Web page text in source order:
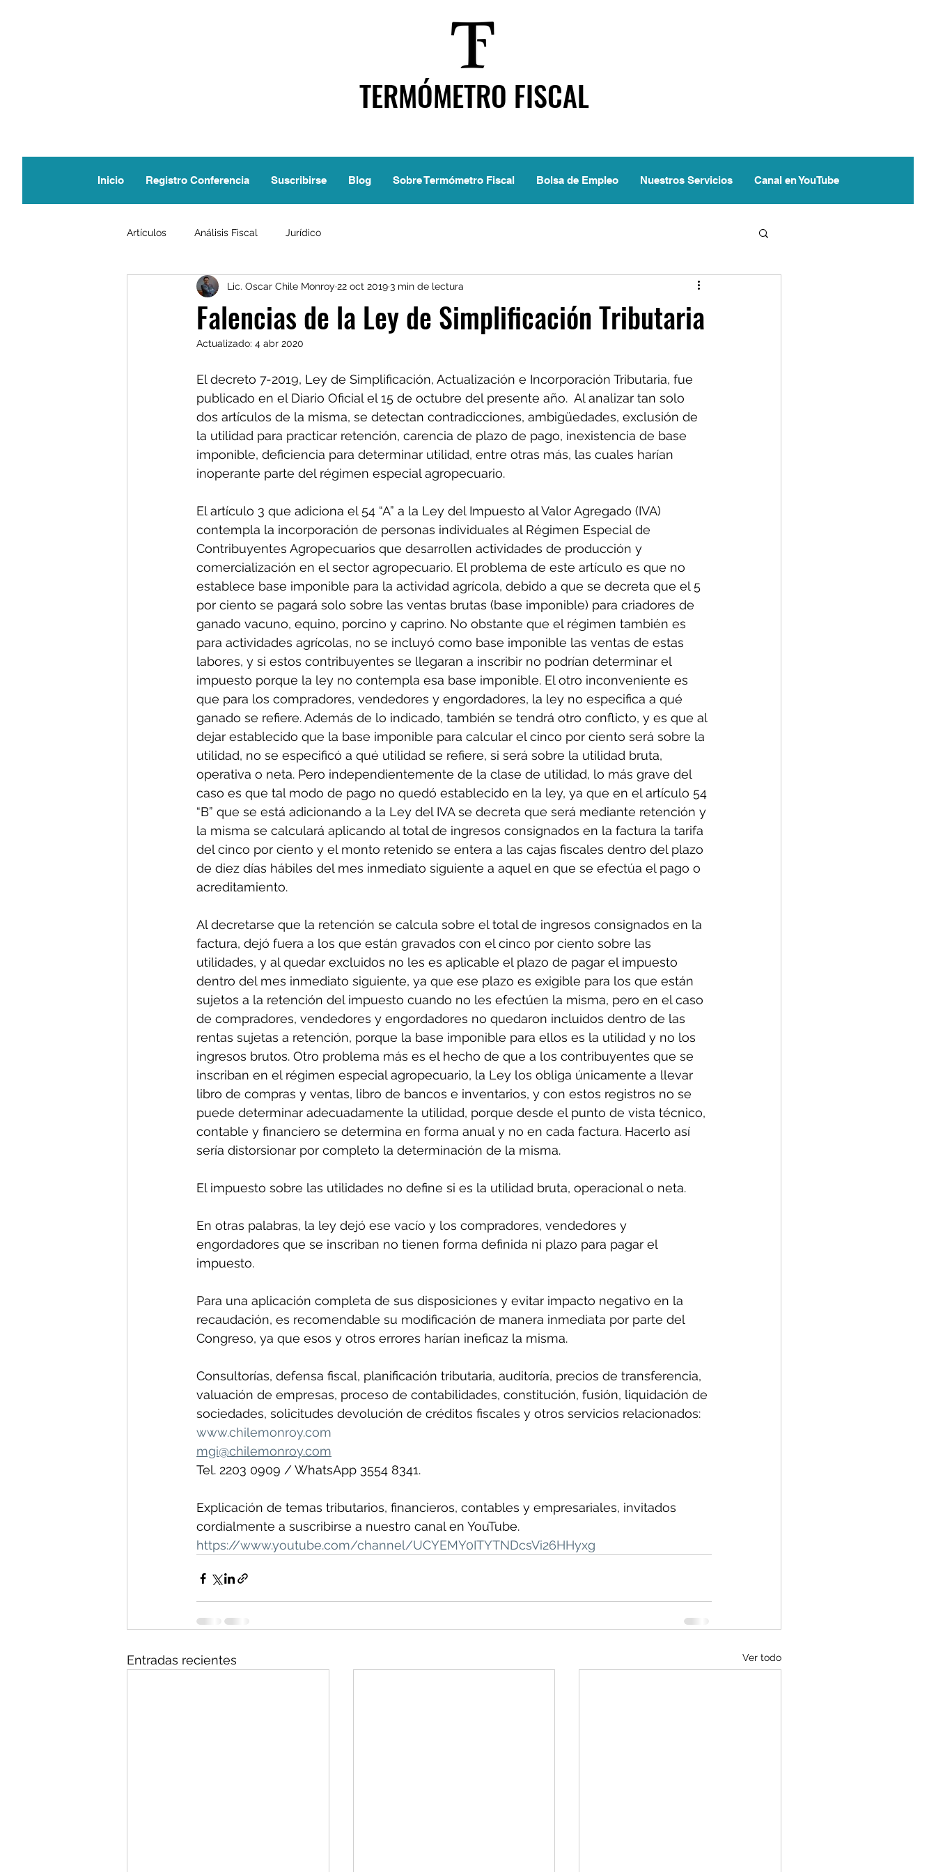
TERMÓMETRO FISCAL
Inicio Registro Conferencia Suscribirse Blog Sobre Termómetro Fiscal Bolsa de Empleo Nuestros Servicios Canal en YouTube
Artículos Análisis Fiscal Jurídico
Falencias de la Ley de Simplificación Tributaria
Lic. Oscar Chile Monroy 22 oct 20193 min de lectura
Actualizado: 4 abr 2020
El decreto 7-2019, Ley de Simplificación, Actualización e Incorporación Tributaria, fue
publicado en el Diario Oficial el 15 de octubre del presente año.  Al analizar tan solo
dos artículos de la misma, se detectan contradicciones, ambigüedades, exclusión de
la utilidad para practicar retención, carencia de plazo de pago, inexistencia de base
imponible, deficiencia para determinar utilidad, entre otras más, las cuales harían
inoperante parte del régimen especial agropecuario.
El artículo 3 que adiciona el 54 “A” a la Ley del Impuesto al Valor Agregado (IVA)
contempla la incorporación de personas individuales al Régimen Especial de
Contribuyentes Agropecuarios que desarrollen actividades de producción y
comercialización en el sector agropecuario. El problema de este artículo es que no
establece base imponible para la actividad agrícola, debido a que se decreta que el 5
por ciento se pagará solo sobre las ventas brutas (base imponible) para criadores de
ganado vacuno, equino, porcino y caprino. No obstante que el régimen también es
para actividades agrícolas, no se incluyó como base imponible las ventas de estas
labores, y si estos contribuyentes se llegaran a inscribir no podrían determinar el
impuesto porque la ley no contempla esa base imponible. El otro inconveniente es
que para los compradores, vendedores y engordadores, la ley no especifica a qué
ganado se refiere. Además de lo indicado, también se tendrá otro conflicto, y es que al
dejar establecido que la base imponible para calcular el cinco por ciento será sobre la
utilidad, no se especificó a qué utilidad se refiere, si será sobre la utilidad bruta,
operativa o neta. Pero independientemente de la clase de utilidad, lo más grave del
caso es que tal modo de pago no quedó establecido en la ley, ya que en el artículo 54
“B” que se está adicionando a la Ley del IVA se decreta que será mediante retención y
la misma se calculará aplicando al total de ingresos consignados en la factura la tarifa
del cinco por ciento y el monto retenido se entera a las cajas fiscales dentro del plazo
de diez días hábiles del mes inmediato siguiente a aquel en que se efectúa el pago o
acreditamiento.
Al decretarse que la retención se calcula sobre el total de ingresos consignados en la
factura, dejó fuera a los que están gravados con el cinco por ciento sobre las
utilidades, y al quedar excluidos no les es aplicable el plazo de pagar el impuesto
dentro del mes inmediato siguiente, ya que ese plazo es exigible para los que están
sujetos a la retención del impuesto cuando no les efectúen la misma, pero en el caso
de compradores, vendedores y engordadores no quedaron incluidos dentro de las
rentas sujetas a retención, porque la base imponible para ellos es la utilidad y no los
ingresos brutos. Otro problema más es el hecho de que a los contribuyentes que se
inscriban en el régimen especial agropecuario, la Ley los obliga únicamente a llevar
libro de compras y ventas, libro de bancos e inventarios, y con estos registros no se
puede determinar adecuadamente la utilidad, porque desde el punto de vista técnico,
contable y financiero se determina en forma anual y no en cada factura. Hacerlo así
sería distorsionar por completo la determinación de la misma.
El impuesto sobre las utilidades no define si es la utilidad bruta, operacional o neta.
En otras palabras, la ley dejó ese vacío y los compradores, vendedores y
engordadores que se inscriban no tienen forma definida ni plazo para pagar el
impuesto.
Para una aplicación completa de sus disposiciones y evitar impacto negativo en la
recaudación, es recomendable su modificación de manera inmediata por parte del
Congreso, ya que esos y otros errores harían ineficaz la misma.
Consultorías, defensa fiscal, planificación tributaria, auditoría, precios de transferencia,
valuación de empresas, proceso de contabilidades, constitución, fusión, liquidación de
sociedades, solicitudes devolución de créditos fiscales y otros servicios relacionados:
www.chilemonroy.com
mgi@chilemonroy.com
Tel. 2203 0909 / WhatsApp 3554 8341.
Explicación de temas tributarios, financieros, contables y empresariales, invitados
cordialmente a suscribirse a nuestro canal en YouTube.
https://www.youtube.com/channel/UCYEMY0ITYTNDcsVi26HHyxg
Entradas recientes Ver todo